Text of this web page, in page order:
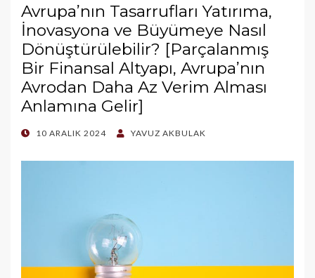
Avrupa’nın Tasarrufları Yatırıma,
İnovasyona ve Büyümeye Nasıl
Dönüştürülebilir? [Parçalanmış
Bir Finansal Altyapı, Avrupa’nın
Avrodan Daha Az Verim Alması
Anlamına Gelir]
POSTED
10 ARALIK 2024 YAVUZ AKBULAK